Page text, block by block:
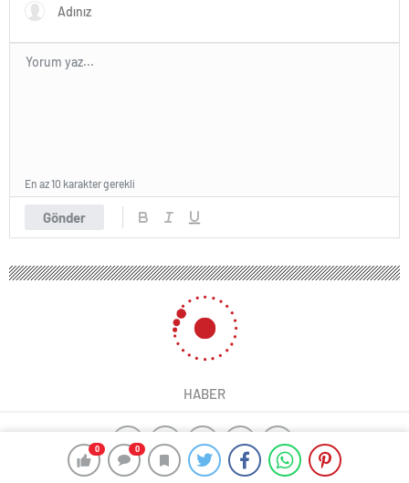
0 0
Gönder
En az 10 karakter gerekli
HABER